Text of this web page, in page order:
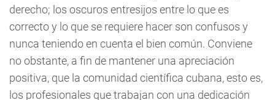
derecho; los oscuros entresijos entre lo que es
correcto y lo que se requiere hacer son confusos y
nunca teniendo en cuenta el bien común. Conviene
no obstante, a fin de mantener una apreciación
positiva, que la comunidad científica cubana, esto es,
los profesionales que trabajan con una dedicación